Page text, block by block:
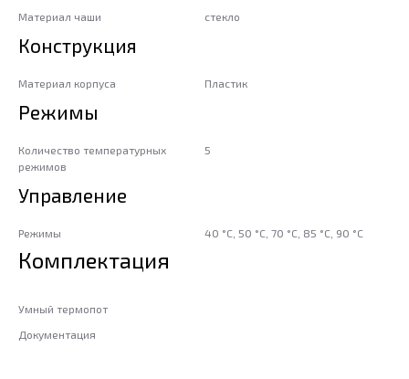
Материал чаши стекло
Конструкция
Материал корпуса Пластик
Режимы
Количество температурных
режимов
5
Управление
Режимы 40 °C, 50 °C, 70 °C, 85 °C, 90 °C
Комплектация
Умный термопот
Документация